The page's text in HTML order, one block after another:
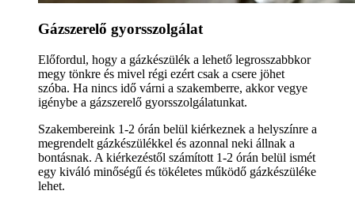
Gázszerelő gyorsszolgálat
Előfordul, hogy a gázkészülék a lehető legrosszabbkor
megy tönkre és mivel régi ezért csak a csere jöhet
szóba. Ha nincs idő várni a szakemberre, akkor vegye
igénybe a gázszerelő gyorsszolgálatunkat.
Szakembereink 1-2 órán belül kiérkeznek a helyszínre a
megrendelt gázkészülékkel és azonnal neki állnak a
bontásnak. A kiérkezéstől számított 1-2 órán belül ismét
egy kiváló minőségű és tökéletes működő gázkészüléke
lehet.